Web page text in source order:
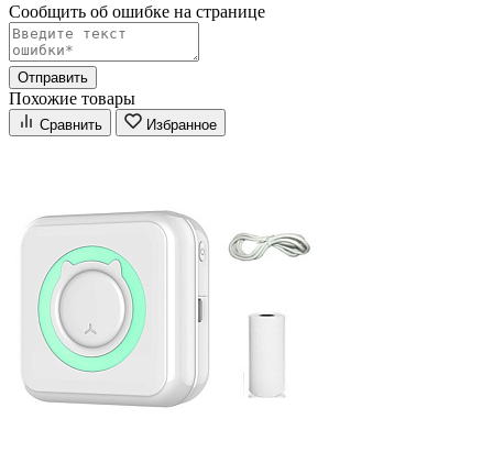
Сообщить об ошибке на страницe
Отправить
Похожие товары
Сравнить Избранное